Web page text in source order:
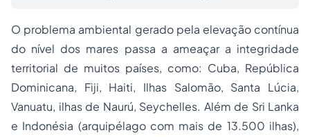
O problema ambiental gerado pela elevação contínua
do nível dos mares passa a ameaçar a integridade
territorial de muitos países, como: Cuba, República
Dominicana, Fiji, Haiti, Ilhas Salomão, Santa Lúcia,
Vanuatu, ilhas de Naurú, Seychelles. Além de Sri Lanka
e Indonésia (arquipélago com mais de 13.500 ilhas),